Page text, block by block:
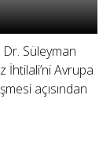
Dr. Süleyman
İhtilali’ni Avrupa
açısından